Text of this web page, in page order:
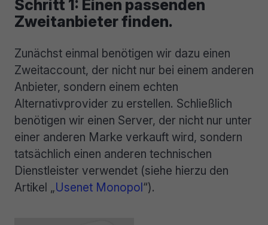
Schritt 1: Einen passenden
Zweitanbieter finden.
Zunächst einmal benötigen wir dazu einen
Zweitaccount, der nicht nur bei einem anderen
Anbieter, sondern einem echten
Alternativprovider zu erstellen. Schließlich
benötigen wir einen Server, der nicht nur unter
einer anderen Marke verkauft wird, sondern
tatsächlich einen anderen technischen
Dienstleister verwendet (siehe hierzu den
Artikel „Usenet Monopol“).